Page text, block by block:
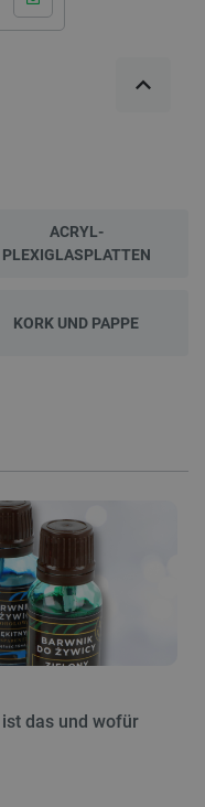
ACRYL-
PLEXIGLASPLATTEN
KORK UND PAPPE
das und wofür